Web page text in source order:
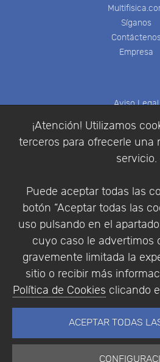
¡Atención! Utilizamos
terceros para ofrecerle una
servicio.
Puede aceptar todas las
botón “Aceptar todas las
uso pulsando en el
cuyo caso le advertimos
gravemente limitada la
sitio o recibir más
Política de Cookies clicando
ACEPTAR TODAS
Síganos
Empresa
Aviso Legal
Política de
Condiciones de
Identificarse
Empresa|Aviso Legal|
Política de
© Copyright 1994 - 2026.
Científico,
Portugal.